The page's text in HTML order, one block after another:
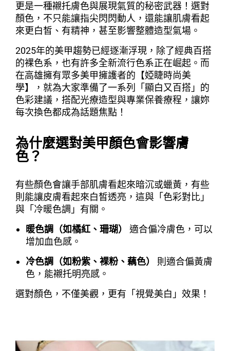
更是一種襯托膚色與展現氣質的秘密武器！選對
顏色，不只能讓指尖閃閃動人，還能讓肌膚看起
來更白皙、有精神，甚至影響整體造型氣場。
2025年的美甲趨勢已經逐漸浮現，除了經典百搭
的裸色系，也有許多全新流行色系正在崛起。而
在高雄擁有眾多美甲擁護者的【婭睫時尚美
學】，就為大家準備了一系列「顯白又百搭」的
色彩建議，搭配光療造型與專業保養療程，讓妳
每次換色都成為話題焦點！
為什麼選對美甲顏色會影響膚
色？
有些顏色會讓手部肌膚看起來暗沉或蠟黃，有些
則能讓皮膚看起來白皙透亮，這與「色彩對比」
與「冷暖色調」有關。
暖色調（如橘紅、珊瑚）
適合偏冷膚色，可以
增加血色感。
冷色調（如粉紫、裸粉、藕色）
則適合偏黃膚
色，能襯托明亮感。
選對顏色，不僅美觀，更有「視覺美白」效果！